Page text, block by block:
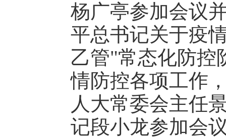
杨广亭参加会议
平总书记关于疫
乙管"常态化防控
情防控各项工作
人大常委会主任
记段小龙参加会